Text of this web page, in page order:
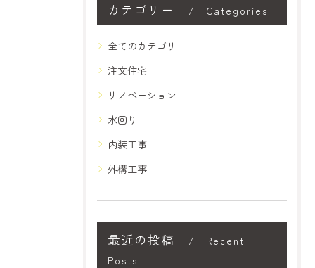
カテゴリー Categories
全てのカテゴリー
注文住宅
リノベーション
水回り
内装工事
外構工事
最近の投稿
Recent
Posts